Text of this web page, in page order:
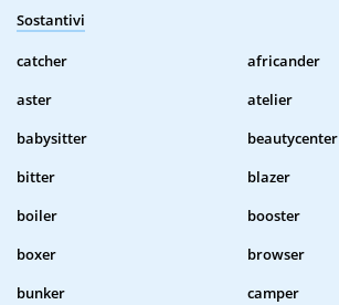
Sostantivi
catcher
africander
aster
atelier
babysitter
beautycenter
bitter
blazer
boiler
booster
boxer
browser
bunker
camper